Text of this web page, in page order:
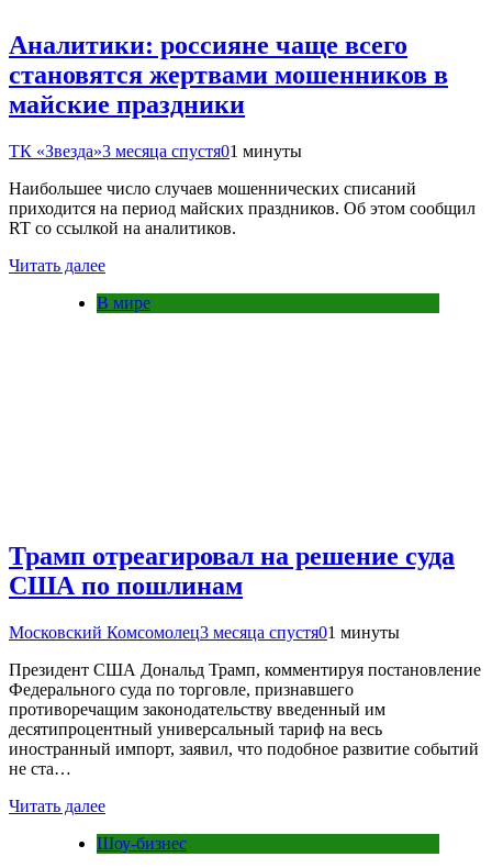
Аналитики: россияне чаще всего
становятся жертвами мошенников в
майские праздники
ТК «Звезда»3 месяца спустя01 минуты
Наибольшее число случаев мошеннических списаний
приходится на период майских праздников. Об этом сообщил
RT со ссылкой на аналитиков.
Читать далее
В мире
Трамп отреагировал на решение суда
США по пошлинам
Московский Комсомолец3 месяца спустя01 минуты
Президент США Дональд Трамп, комментируя постановление
Федерального суда по торговле, признавшего
противоречащим законодательству введенный им
десятипроцентный универсальный тариф на весь
иностранный импорт, заявил, что подобное развитие событий
не ста…
Читать далее
Шоу-бизнес